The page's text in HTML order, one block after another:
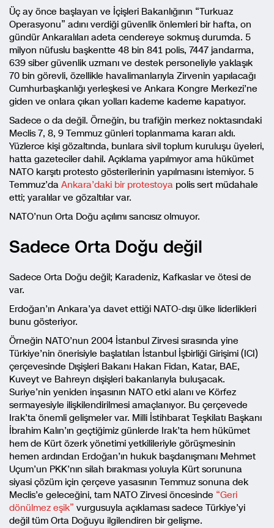
Üç ay önce başlayan ve İçişleri Bakanlığının “Turkuaz
Operasyonu” adını verdiği güvenlik önlemleri bir hafta, on
gündür Ankaralıları adeta cendereye sokmuş durumda. 5
milyon nüfuslu başkentte 48 bin 841 polis, 7447 jandarma,
639 siber güvenlik uzmanı ve destek personeliyle yaklaşık
70 bin görevli, özellikle havalimanlarıyla Zirvenin yapılacağı
Cumhurbaşkanlığı yerleşkesi ve Ankara Kongre Merkezi’ne
giden ve onlara çıkan yolları kademe kademe kapatıyor.
Sadece o da değil. Örneğin, bu trafiğin merkez noktasındaki
Meclis 7, 8, 9 Temmuz günleri toplanmama kararı aldı.
Yüzlerce kişi gözaltında, bunlara sivil toplum kuruluşu üyeleri,
hatta gazeteciler dahil. Açıklama yapılmıyor ama hükümet
NATO karşıtı protesto gösterilerinin yapılmasını istemiyor. 5
Temmuz’da Ankara’daki bir protestoya polis sert müdahale
etti; yaralılar ve gözaltılar var.
NATO’nun Orta Doğu açılımı sancısız olmuyor.
Sadece Orta Doğu değil
Sadece Orta Doğu değil; Karadeniz, Kafkaslar ve ötesi de
var.
Erdoğan’ın Ankara’ya davet ettiği NATO-dışı ülke liderlikleri
bunu gösteriyor.
Örneğin NATO’nun 2004 İstanbul Zirvesi sırasında yine
Türkiye’nin önerisiyle başlatılan İstanbul İşbirliği Girişimi (ICI)
çerçevesinde Dışişleri Bakanı Hakan Fidan, Katar, BAE,
Kuveyt ve Bahreyn dışişleri bakanlarıyla buluşacak.
Suriye’nin yeniden inşasının NATO etki alanı ve Körfez
sermayesiyle ilişkilendirilmesi amaçlanıyor. Bu çerçevede
Irak’ta önemli gelişmeler var. Milli İstihbarat Teşkilatı Başkanı
İbrahim Kalın’ın geçtiğimiz günlerde Irak’ta hem hükümet
hem de Kürt özerk yönetimi yetkilileriyle görüşmesinin
hemen ardından Erdoğan’ın hukuk başdanışmanı Mehmet
Uçum’un PKK’nın silah bırakması yoluyla Kürt sorununa
siyasi çözüm için çerçeve yasasının Temmuz sonuna dek
Meclis’e geleceğini, tam NATO Zirvesi öncesinde “Geri
dönülmez eşik” vurgusuyla açıklaması sadece Türkiye’yi
değil tüm Orta Doğuyu ilgilendiren bir gelişme.